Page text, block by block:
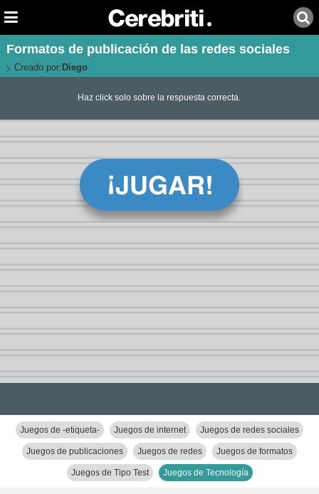
Formatos de publicación de las redes sociales
Creado por: Diego
Haz click solo sobre la respuesta correcta.
Juegos de -etiqueta- Juegos de internet Juegos de redes sociales
Juegos de publicaciones Juegos de redes Juegos de formatos
Juegos de Tipo Test Juegos de Tecnología